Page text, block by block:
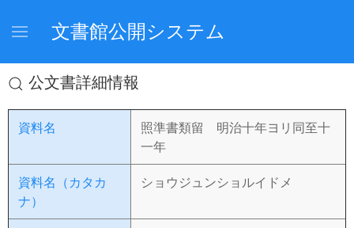
文書館公開システム
公文書詳細情報
資料名
照準書類留 明治十年ヨリ同至十
一年
資料名（カタカ
ナ）
ショウジュンショルイドメ